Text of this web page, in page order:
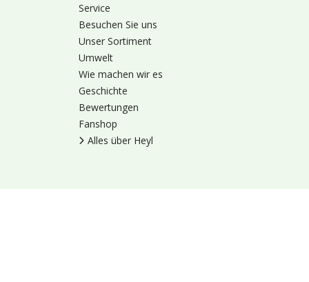
Service
Besuchen Sie uns
Unser Sortiment
Umwelt
Wie machen wir es
Geschichte
Bewertungen
Fanshop
Alles über Heyl